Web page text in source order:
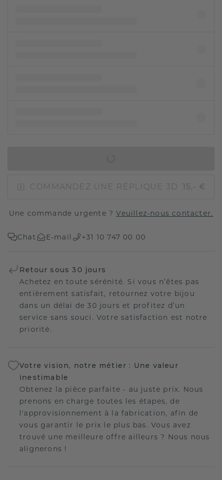
COMMANDEZ UNE RÉPLIQUE 3D 15,- €
Une commande urgente ?Veuillez-nous contacter.
Chat E-mail +31 10 747 00 00
Retour sous 30 jours
Achetez en toute sérénité. Si vous n’êtes pas
entièrement satisfait, retournez votre bijou
dans un délai de 30 jours et profitez d’un
service sans souci. Votre satisfaction est notre
priorité.
Votre vision, notre métier : Une valeur
inestimable
Obtenez la pièce parfaite - au juste prix. Nous
prenons en charge toutes les étapes, de
l'approvisionnement à la fabrication, afin de
vous garantir le prix le plus bas. Vous avez
trouvé une meilleure offre ailleurs ? Nous nous
alignerons !